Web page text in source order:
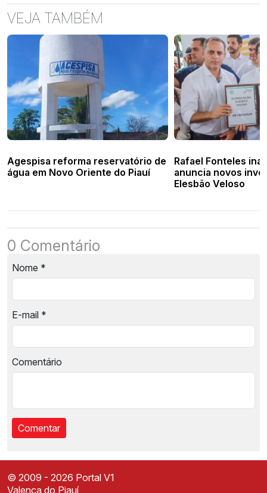
VEJA TAMBÉM
Agespisa reforma reservatório de
água em Novo Oriente do Piauí
Rafael Fonteles
anuncia novos
Elesbão Veloso
0 Comentário
Nome *
E-mail *
Comentário
© 2009 - 2026 Portal V1
Valença do Piauí